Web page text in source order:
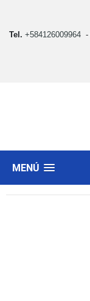
Tel. +584126009964 -
MENÚ